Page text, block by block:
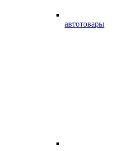
автотовары